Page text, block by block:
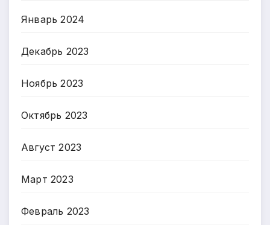
Январь 2024
Декабрь 2023
Ноябрь 2023
Октябрь 2023
Август 2023
Март 2023
Февраль 2023